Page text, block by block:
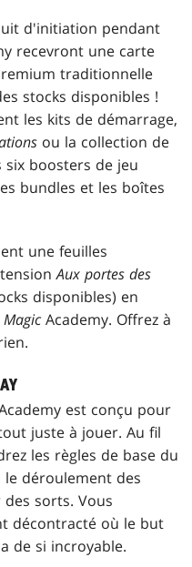
d'initiation pendant
recevront une carte
traditionnelle
stocks disponibles !
les kits de démarrage,
ou la collection de
boosters de jeu
bundles et les boîtes
une feuilles
Aux portes des
disponibles) en
MagicAcademy. Offrez à
est conçu pour
juste à jouer. Au fil
les règles de base du
déroulement des
sorts. Vous
décontracté où le but
de si incroyable.